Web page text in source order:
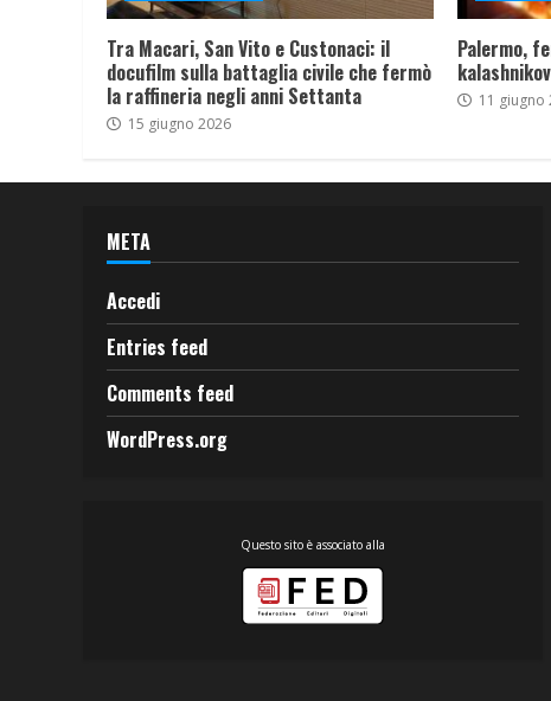
Tra Macari, San Vito e Custonaci: il
docufilm sulla battaglia civile che fermò
la raffineria negli anni Settanta
15 giugno 2026
Palermo,
11 giugno
META
Accedi
Entries feed
Comments feed
WordPress.org
Questo sito è associato alla